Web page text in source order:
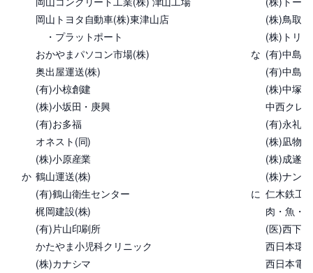
岡山トヨタ自動車(株)東津山店
(株)鳥取
・プラットポート
(株)トリ
おかやまパソコン市場(株)
な (有)中島
奥出屋運送(株)
(有)中島
(有)小椋創建
(株)中塚
(株)小坂田・庚興
中西クレ
(有)お多福
(有)永礼
オネスト(同)
(株)凪物
(株)小原産業
(株)成遂
か 鶴山運送(株)
(株)ナン
(有)鶴山衛生センター
に 仁木鉄工(
梶岡建設(株)
肉・魚・
(有)片山印刷所
(医)西下
かたやま小児科クリニック
西日本環
(株)カナシマ
西日本電